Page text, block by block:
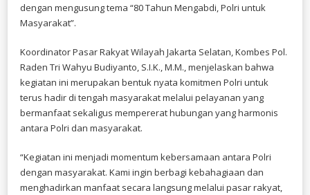
BHAYANGKARA
dengan mengusung tema “80 Tahun Mengabdi, Polri untuk
Masyarakat”.
Koordinator Pasar Rakyat Wilayah Jakarta Selatan, Kombes Pol.
Raden Tri Wahyu Budiyanto, S.I.K., M.M., menjelaskan bahwa
kegiatan ini merupakan bentuk nyata komitmen Polri untuk
terus hadir di tengah masyarakat melalui pelayanan yang
bermanfaat sekaligus mempererat hubungan yang harmonis
antara Polri dan masyarakat.
“Kegiatan ini menjadi momentum kebersamaan antara Polri
dengan masyarakat. Kami ingin berbagi kebahagiaan dan
menghadirkan manfaat secara langsung melalui pasar rakyat,